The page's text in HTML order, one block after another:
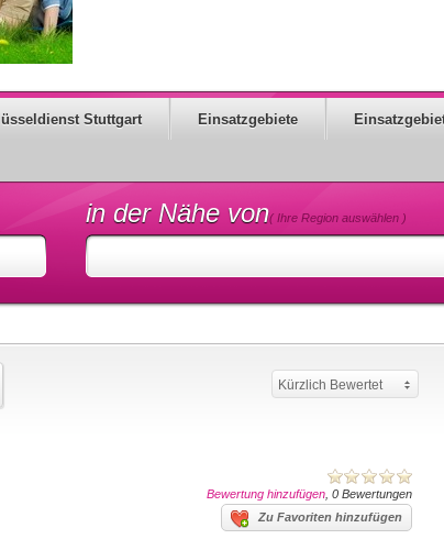
Stuttgart Einsatzgebiete
in der Nähe von( Ihre Region auswählen )
Kürzlich Bewertet
Bewertung hinzufügen , 0 Bewertungen
Zu Favoriten hinzufügen